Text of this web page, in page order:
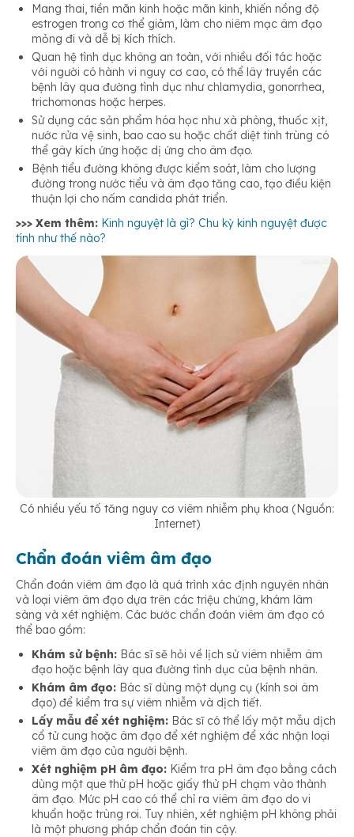
Mang thai, tiền mãn kinh hoặc mãn kinh, khiến nồng độ
estrogen trong cơ thể giảm, làm cho niêm mạc âm đạo
mỏng đi và dễ bị kích thích.
Quan hệ tình dục không an toàn, với nhiều đối tác hoặc
với người có hành vi nguy cơ cao, có thể lây truyền các
bệnh lây qua đường tình dục như chlamydia, gonorrhea,
trichomonas hoặc herpes.
Sử dụng các sản phẩm hóa học như xà phòng, thuốc xịt,
nước rửa vệ sinh, bao cao su hoặc chất diệt tinh trùng có
thể gây kích ứng hoặc dị ứng cho âm đạo.
Bệnh tiểu đường không được kiểm soát, làm cho lượng
đường trong nước tiểu và âm đạo tăng cao, tạo điều kiện
thuận lợi cho nấm candida phát triển.
>>> Xem thêm: Kinh nguyệt là gì? Chu kỳ kinh nguyệt được
tính như thế nào?
Có nhiều yếu tố tăng nguy cơ viêm nhiễm phụ khoa (Nguồn:
Internet)
Chẩn đoán viêm âm đạo
Chẩn đoán viêm âm đạo là quá trình xác định nguyên nhân
và loại viêm âm đạo dựa trên các triệu chứng, khám lâm
sàng và xét nghiệm. Các bước chẩn đoán viêm âm đạo có
thể bao gồm:
Khám sử bệnh: Bác sĩ sẽ hỏi về lịch sử viêm nhiễm âm
đạo hoặc bệnh lây qua đường tình dục của bệnh nhân.
Khám âm đạo: Bác sĩ dùng một dụng cụ (kính soi âm
đạo) để kiểm tra sự viêm nhiễm và dịch tiết.
Lấy mẫu để xét nghiệm: Bác sĩ có thể lấy một mẫu dịch
cổ tử cung hoặc âm đạo để xét nghiệm để xác nhận loại
viêm âm đạo của người bệnh.
Xét nghiệm pH âm đạo: Kiểm tra pH âm đạo bằng cách
dùng một que thử pH hoặc giấy thử pH chạm vào thành
âm đạo. Mức pH cao có thể chỉ ra viêm âm đạo do vi
khuẩn hoặc trùng roi. Tuy nhiên, xét nghiệm pH không phải
là một phương pháp chẩn đoán tin cậy.